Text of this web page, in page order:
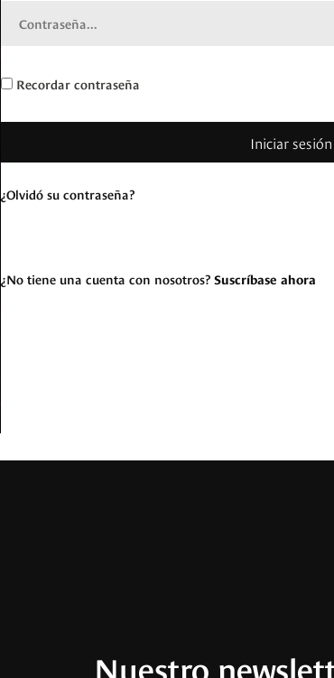
Recordar contraseña
¿Olvidó su contraseña?
¿No tiene una cuenta con nosotros? Suscríbase ahora
Nuestro